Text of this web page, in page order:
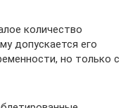
количество
допускается его
но только с